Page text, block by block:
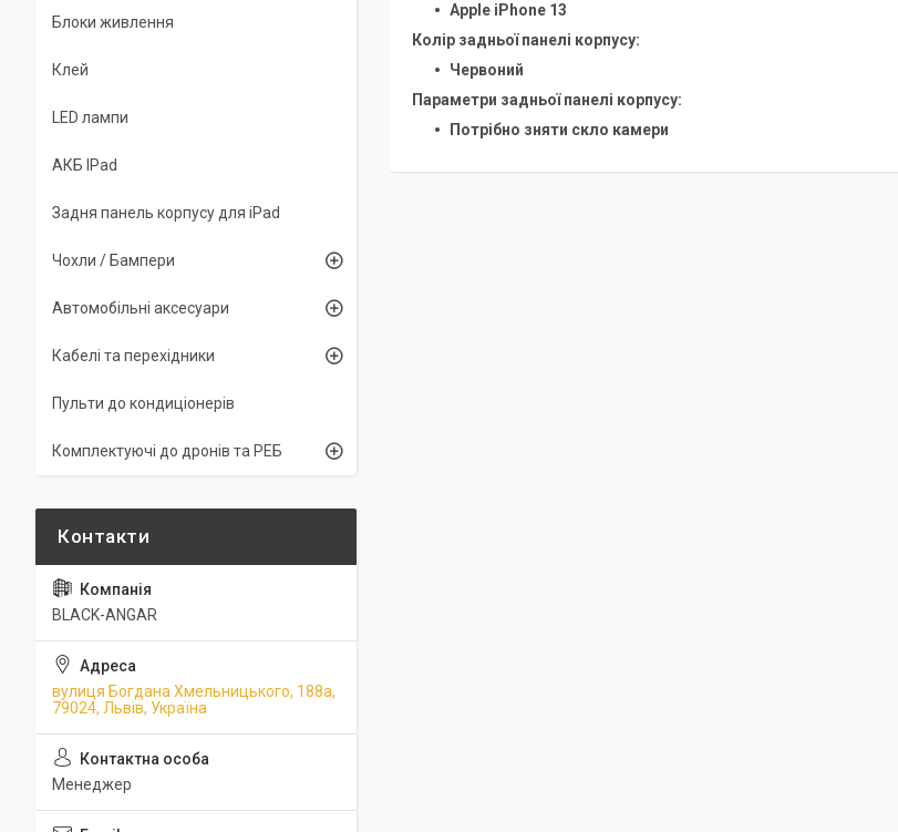
Apple iPhone 13
Колір задньої панелі корпусу:
Червоний
Параметри задньої панелі корпусу:
Потрібно зняти скло камери
Блоки живлення
Клей
LED лампи
АКБ IPad
Задня панель корпусу для iPad
Чохли / Бампери
Автомобільні аксесуари
Кабелі та перехідники
Пульти до кондиціонерів
Комплектуючі до дронів та РЕБ
BLACK-ANGAR
вулиця Богдана Хмельницького, 188а,
79024, Львів, Україна
Менеджер